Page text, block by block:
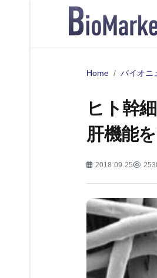
Home バイオニ
ヒト幹
肝機能
2018.09.25